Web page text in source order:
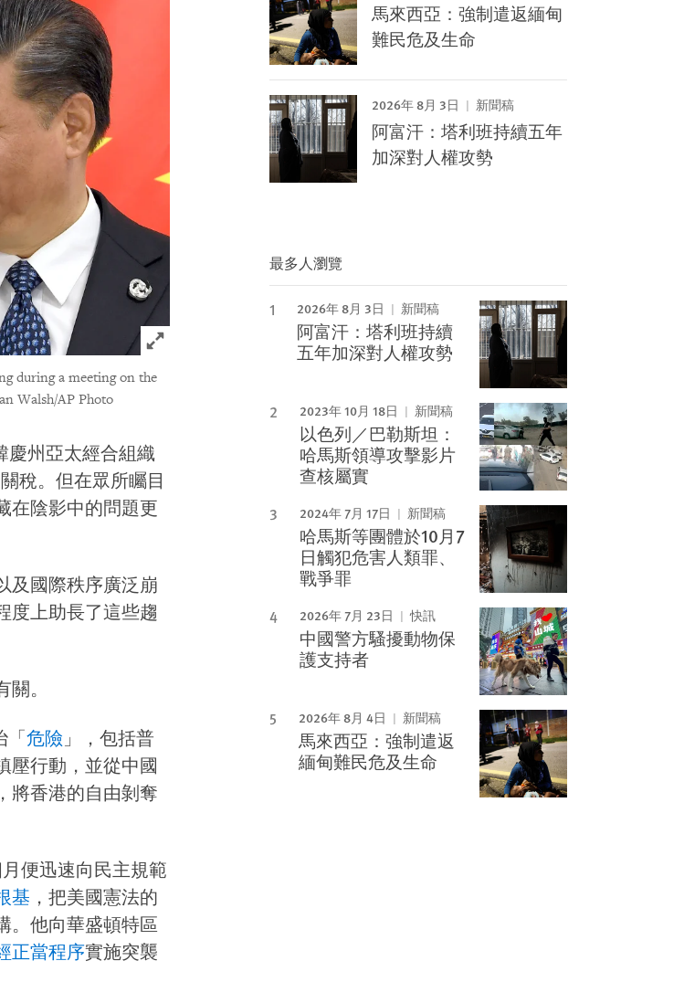
Click to expand Image
during a meeting on the
Walsh/AP Photo
慶州亞太經合組織
稅。但在眾所矚目
在陰影中的問題更
及國際秩序廣泛崩
度上助長了這些趨
。
危險 」，包括普
壓行動，並從中國
將香港的自由剝奪
便迅速向民主規範
基 ，把美國憲法的
。他向華盛頓特區
正當程序實施突襲
馬來西亞：強制遣返緬甸
難民危及生命
2026年 8月 3日 新聞稿
阿富汗：塔利班持續五年
加深對人權攻勢
最多人瀏覽
2026年 8月 3日 新聞稿
阿富汗：塔利班持續
五年加深對人權攻勢
2023年 10月 18日 新聞稿
以色列／巴勒斯坦：
哈馬斯領導攻擊影片
查核屬實
2024年 7月 17日 新聞稿
哈馬斯等團體於10月7
日觸犯危害人類罪、
戰爭罪
2026年 7月 23日 快訊
中國警方騷擾動物保
護支持者
2026年 8月 4日 新聞稿
馬來西亞：強制遣返
緬甸難民危及生命